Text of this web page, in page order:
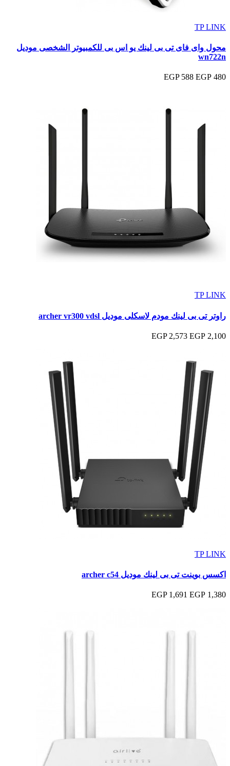
TP LINK
محول واى فاى تى بى لينك يو اس بى للكمبيوتر الشخصى موديل
wn722n
480 EGP
588 EGP
TP LINK
راوتر تى بى لينك مودم لاسكلى موديل archer vr300 vdsl
2,100 EGP
2,573 EGP
TP LINK
اكسس بوينت تى بى لينك موديل archer c54
1,380 EGP
1,691 EGP